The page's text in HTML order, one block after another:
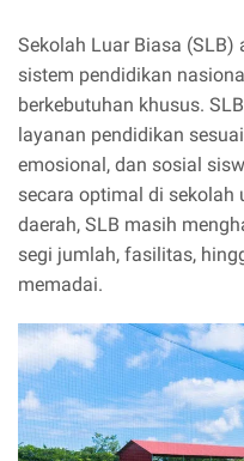
Sekolah Luar Biasa
sistem pendidikan
berkebutuhan khusus.
layanan pendidikan
emosional, dan sosial
secara optimal di sekolah
daerah, SLB masih
segi jumlah, fasilitas,
memadai.